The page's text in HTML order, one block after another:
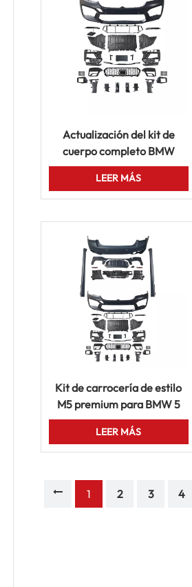
Actualización del kit de
cuerpo completo BMW
Serie 5 - PP PP Carbon
Fiber M5 FACELIFT Auto
Parts
LEER MÁS
Kit de carrocería de estilo
M5 premium para BMW 5
Series G30 BUMPER DEL
TRANEJO G30
LEER MÁS
1 2 3 4